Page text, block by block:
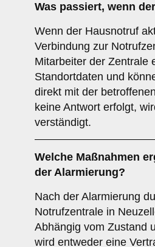
Was passiert, wenn
Wenn der Hausnotruf
Verbindung zur
Mitarbeiter der Zentrale
Standortdaten und
direkt mit der
keine Antwort erfolgt,
verständigt.
Welche Maßnahmen
der Alarmierung?
Nach der Alarmierung
Notrufzentrale in
Abhängig vom Zustand
wird entweder eine